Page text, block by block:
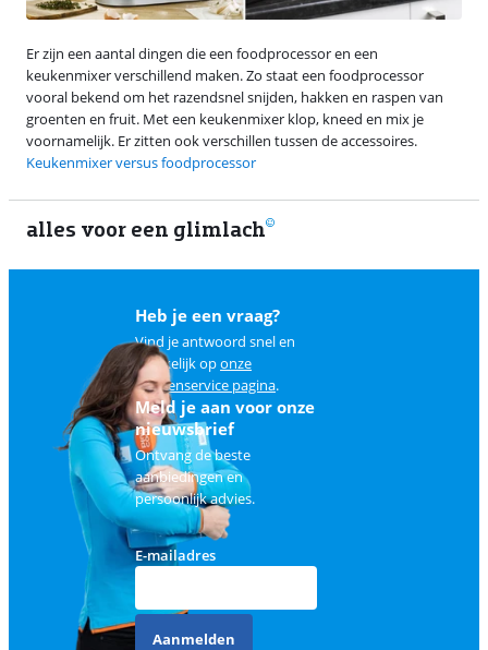
Er zijn een aantal dingen die een foodprocessor en een
keukenmixer verschillend maken. Zo staat een foodprocessor
vooral bekend om het razendsnel snijden, hakken en raspen van
groenten en fruit. Met een keukenmixer klop, kneed en mix je
voornamelijk. Er zitten ook verschillen tussen de accessoires.
Keukenmixer versus foodprocessor
alles voor een glimlach
Heb je een vraag?
Vind je antwoord snel en
makkelijk oponze
klantenservice pagina.
Meld je aan voor onze
nieuwsbrief
Ontvang de beste
aanbiedingen en
persoonlijk advies.
E-mailadres
Aanmelden